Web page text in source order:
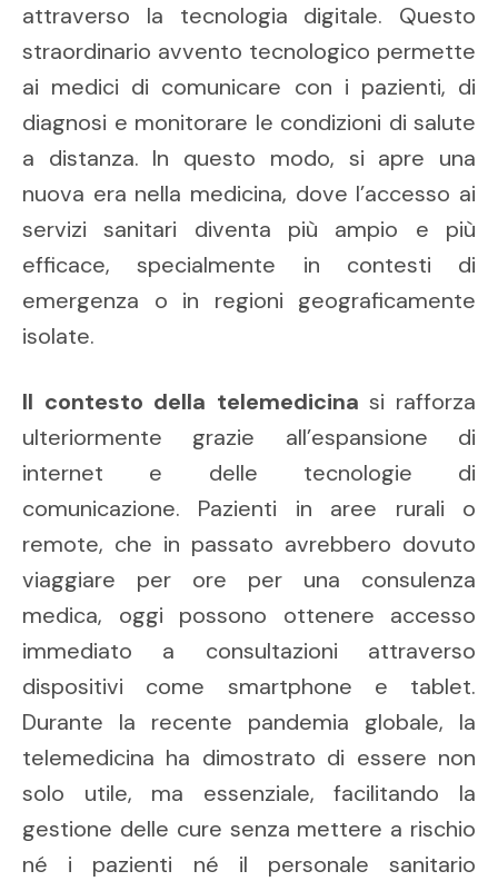
attraverso la tecnologia digitale. Questo
straordinario avvento tecnologico permette
ai medici di comunicare con i pazienti, di
diagnosi e monitorare le condizioni di salute
a distanza. In questo modo, si apre una
nuova era nella medicina, dove l’accesso ai
servizi sanitari diventa più ampio e più
efficace, specialmente in contesti di
emergenza o in regioni geograficamente
isolate.
Il contesto della telemedicina si rafforza
ulteriormente grazie all’espansione di
internet e delle tecnologie di
comunicazione. Pazienti in aree rurali o
remote, che in passato avrebbero dovuto
viaggiare per ore per una consulenza
medica, oggi possono ottenere accesso
immediato a consultazioni attraverso
dispositivi come smartphone e tablet.
Durante la recente pandemia globale, la
telemedicina ha dimostrato di essere non
solo utile, ma essenziale, facilitando la
gestione delle cure senza mettere a rischio
né i pazienti né il personale sanitario